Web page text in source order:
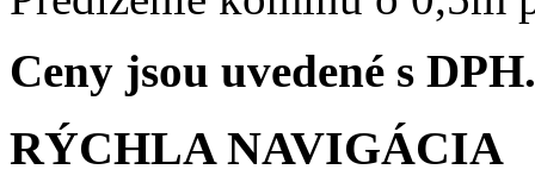
Ceny jsou uvedené s DPH.
RÝCHLA NAVIGÁCIA